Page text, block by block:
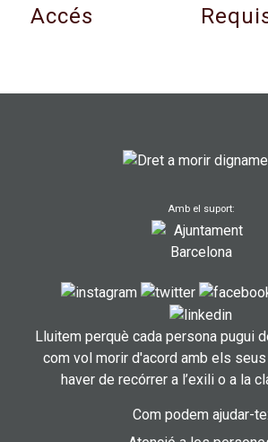
Accés
Amb el suport:
Lluitem perquè cada persona pugui
com vol morir d'acord amb els
haver de recórrer a l’exili o a la
Com podem ajudar-te: